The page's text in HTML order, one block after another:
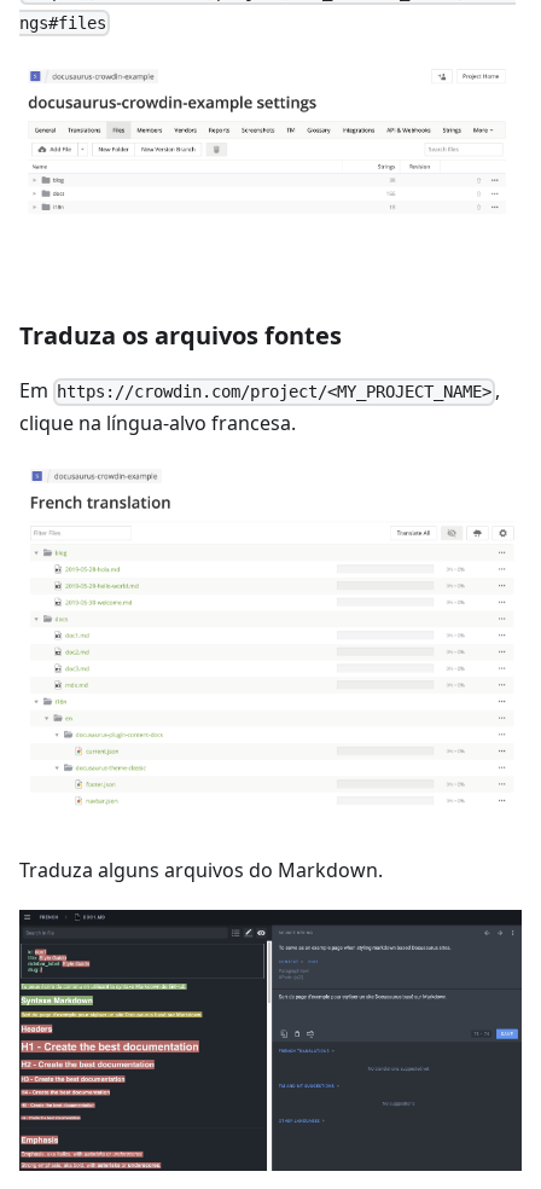
ngs#files
Traduza os arquivos fontes
Em https://crowdin.com/project/<MY_PROJECT_NAME> ,
clique na língua-alvo francesa.
Traduza alguns arquivos do Markdown.